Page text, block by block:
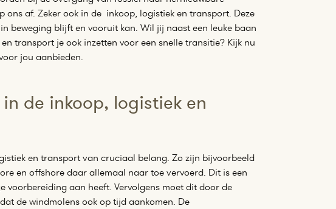
af. Zeker ook in de inkoop, logistiek en transport. Deze
beweging blijft en vooruit kan. Wil jij naast een leuke baan
transport je ook inzetten voor een snelle transitie? Kijk nu
jou aanbieden.
de inkoop, logistiek en
en transport van cruciaal belang. Zo zijn bijvoorbeeld
en offshore daar allemaal naar toe vervoerd. Dit is een
voorbereiding aan heeft. Vervolgens moet dit door de
de windmolens ook op tijd aankomen. De